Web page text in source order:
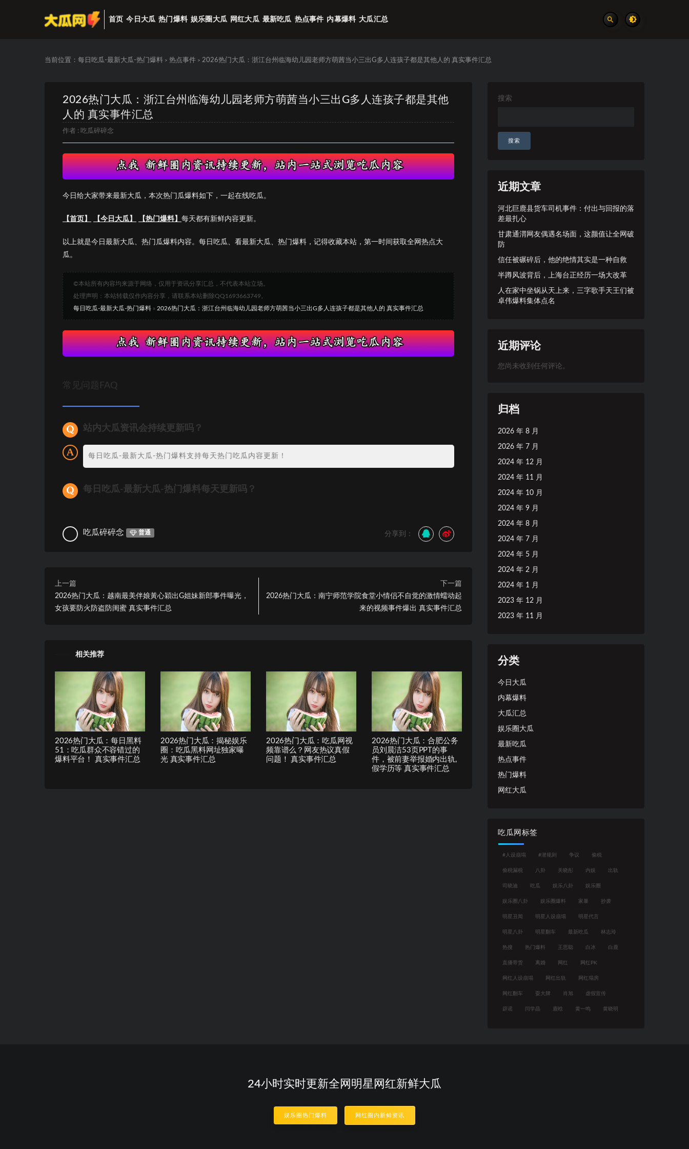
首页 今日大瓜 热门爆料 娱乐圈大瓜 网红大瓜 最新吃瓜 热点事件 内幕爆料 大瓜汇总
当前位置： 每日吃瓜-最新大瓜-热门爆料 > 热点事件 > 2026热门大瓜：浙江台州临海幼儿园老师方萌茜当小三出G多人连孩子都是其他人的 真实事件汇总
2026热门大瓜：浙江台州临海幼儿园老师方萌茜当小三出G多人连孩子都是其他
人的 真实事件汇总
作者 : 吃瓜碎碎念
今日给大家带来最新大瓜，本次热门瓜爆料如下，一起在线吃瓜。
【首页】 【今日大瓜】 【热门爆料】 每天都有新鲜内容更新。
以上就是今日最新大瓜、热门瓜爆料内容。每日吃瓜、看最新大瓜、热门爆料，记得收藏本站，第一时间获取全网热点大
瓜。
©本站所有内容均来源于网络，仅用于资讯分享汇总，不代表本站立场。
处理声明：本站转载仅作内容分享，请联系本站删除QQ1693663749。
每日吃瓜-最新大瓜-热门爆料 » 2026热门大瓜：浙江台州临海幼儿园老师方萌茜当小三出G多人连孩子都是其他人的 真实事件汇总
常见问题FAQ
站内大瓜资讯会持续更新吗？
每日吃瓜-最新大瓜-热门爆料支持每天热门吃瓜内容更新！
每日吃瓜-最新大瓜-热门爆料每天更新吗？
吃瓜碎碎念 普通 分享到：
上一篇
2026热门大瓜：越南最美伴娘黃心穎出G姐妹新郎事件曝光，
女孩要防火防盗防闺蜜 真实事件汇总
下一篇
2026热门大瓜：南宁师范学院食堂小情侣不自觉的激情蠕动起
来的视频事件爆出 真实事件汇总
相关推荐
2026热门大瓜：每日黑料
51：吃瓜群众不容错过的
爆料平台！ 真实事件汇总
2026热门大瓜：揭秘娱乐
圈：吃瓜黑料网址独家曝
光 真实事件汇总
2026热门大瓜：吃瓜网视
频靠谱么？网友热议真假
问题！ 真实事件汇总
2026热门大瓜：合肥公务
员刘晨洁53页PPT的事
件，被前妻举报婚内出轨,
假学历等 真实事件汇总
搜索
搜索
近期文章
河北巨鹿县货车司机事件：付出与回报的落
差最扎心
甘肃通渭网友偶遇名场面，这颜值让全网破
防
信任被碾碎后，他的绝情其实是一种自救
半蹲风波背后，上海台正经历一场大改革
人在家中坐锅从天上来，三字歌手天王们被
卓伟爆料集体点名
近期评论
您尚未收到任何评论。
归档
2026 年 8 月
2026 年 7 月
2024 年 12 月
2024 年 11 月
2024 年 10 月
2024 年 9 月
2024 年 8 月
2024 年 7 月
2024 年 5 月
2024 年 2 月
2024 年 1 月
2023 年 12 月
2023 年 11 月
分类
今日大瓜
内幕爆料
大瓜汇总
娱乐圈大瓜
最新吃瓜
热点事件
热门爆料
网红大瓜
吃瓜网标签
#人设崩塌 #潜规则 争议 偷税
偷税漏税 八卦 关晓彤 内娱 出轨
司晓迪 吃瓜 娱乐八卦 娱乐圈
娱乐圈八卦 娱乐圈爆料 家暴 抄袭
明星丑闻 明星人设崩塌 明星代言
明星八卦 明星翻车 最新吃瓜 林志玲
热搜 热门爆料 王思聪 白冰 白鹿
直播带货 离婚 网红 网红PK
网红人设崩塌 网红出轨 网红塌房
网红翻车 耍大牌 肖旭 虚假宣传
辟谣 闫学晶 鹿晗 黄一鸣 黄晓明
24小时实时更新全网明星网红新鲜大瓜
娱乐圈热门爆料 网红圈内新鲜资讯